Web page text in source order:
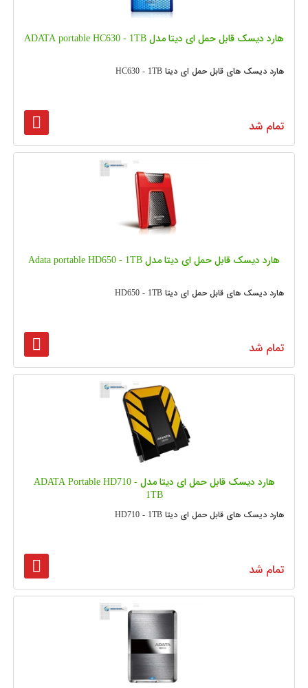
هارد دیسک قابل حمل ای دیتا مدل ADATA portable HC630 - 1TB
هارد دیسک های قابل حمل ای دیتا HC630 - 1TB
تمام شد
هارد دیسک قابل حمل ای دیتا مدل Adata portable HD650 - 1TB
هارد دیسک های قابل حمل ای دیتا HD650 - 1TB
تمام شد
هارد دیسک قابل حمل ای دیتا مدل ADATA Portable HD710 -
1TB
هارد دیسک های قابل حمل ای دیتا HD710 - 1TB
تمام شد